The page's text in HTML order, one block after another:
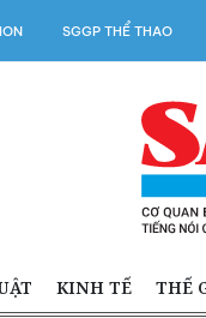
SGGP THỂ THAO
KINH TẾ THẾ